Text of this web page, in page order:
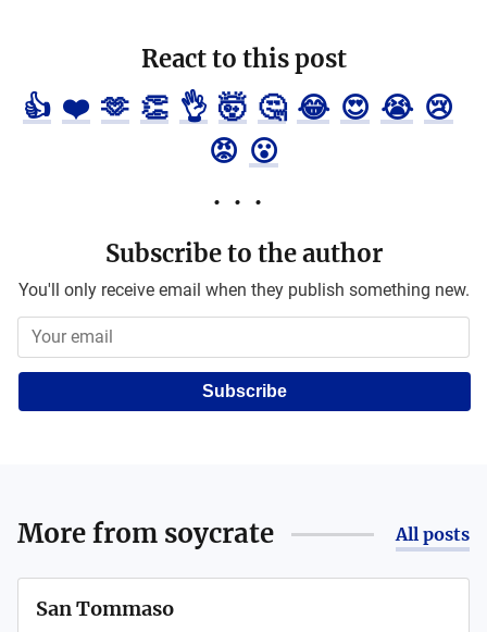
React to this post
👍 ❤️ 🫶 👏 👌 🤯 🤔 😂 😍 😭 😢
😡 😮
Subscribe to the author
You'll only receive email when they publish something new.
Subscribe
More from soycrate All posts
San Tommaso